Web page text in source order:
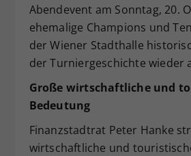
Abendevent am Sonntag, 20.
ehemalige Champions und
der Wiener Stadthalle
der Turniergeschichte wieder
Große wirtschaftliche und
Bedeutung
Finanzstadtrat Peter Hanke
wirtschaftliche und